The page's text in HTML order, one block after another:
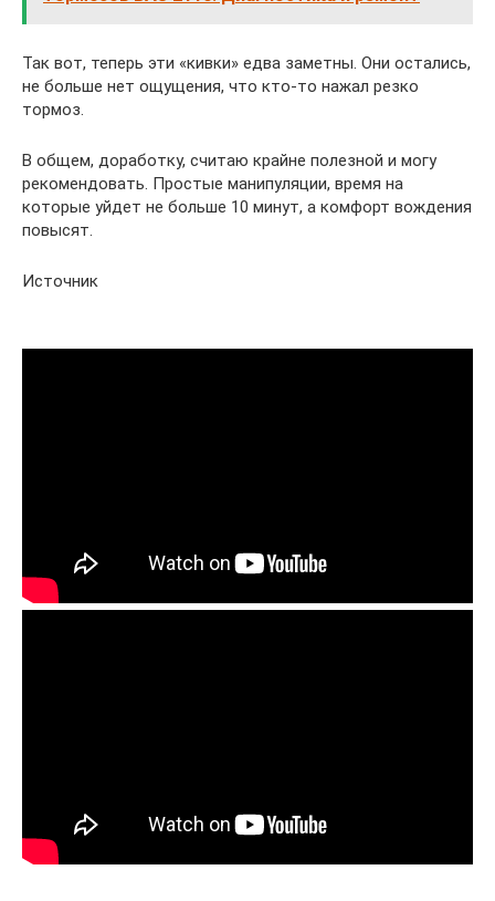
Так вот, теперь эти «кивки» едва заметны. Они остались,
не больше нет ощущения, что кто-то нажал резко
тормоз.
В общем, доработку, считаю крайне полезной и могу
рекомендовать. Простые манипуляции, время на
которые уйдет не больше 10 минут, а комфорт вождения
повысят.
Источник